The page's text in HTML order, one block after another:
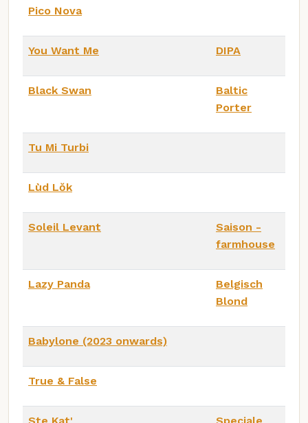
Pico Nova
You Want Me DIPA
Black Swan
Baltic
Porter
Tu Mi Turbi
Lùd Lŏk
Soleil Levant
Saison -
farmhouse
Lazy Panda
Belgisch
Blond
Babylone (2023 onwards)
True & False
Ste Kat'
Speciale